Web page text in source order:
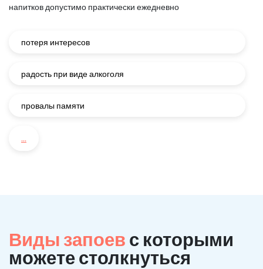
напитков допустимо практически ежедневно
потеря интересов
радость при виде алкоголя
провалы памяти
...
Виды запоев с которыми
можете столкнуться